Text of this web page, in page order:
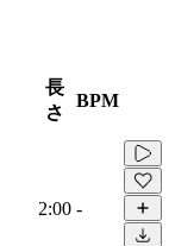
長
さ
BPM
2:00 -